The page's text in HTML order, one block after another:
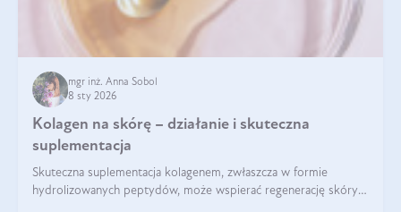
mgr inż. Anna Sobol
8 sty 2026
Kolagen na skórę – działanie i skuteczna
suplementacja
Skuteczna suplementacja kolagenem, zwłaszcza w formie
hydrolizowanych peptydów, może wspierać regenerację skóry i